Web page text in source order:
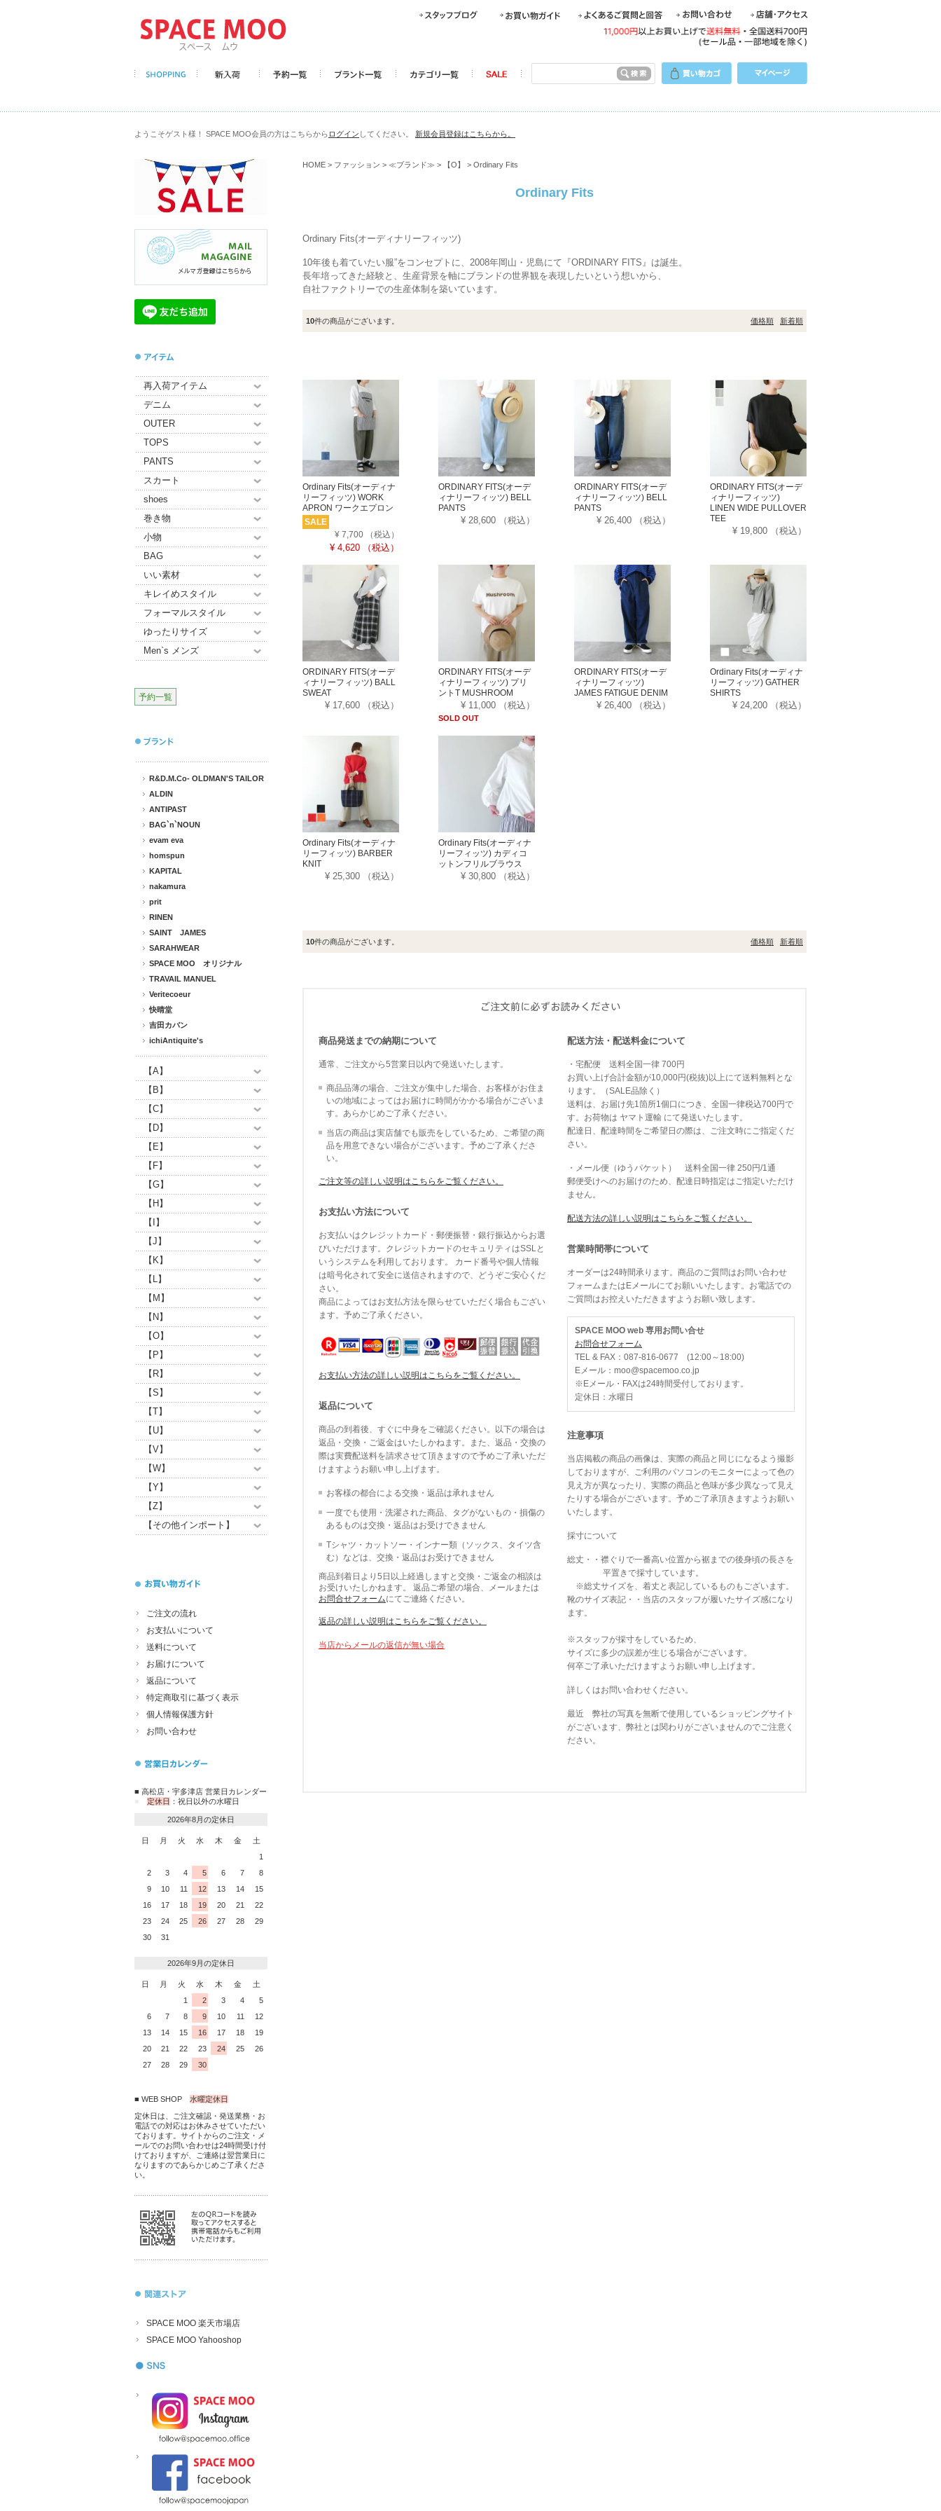
ようこそゲスト様！ SPACE MOO会員の方はこちらから ログイン してください。 新規会員登録はこちらから。
再入荷アイテム
デニム
OUTER
TOPS
PANTS
スカート
shoes
巻き物
小物
BAG
いい素材
キレイめスタイル
フォーマルスタイル
ゆったりサイズ
Men`s メンズ
予約一覧
R&D.M.Co- OLDMAN'S TAILOR
ALDIN
ANTIPAST
BAG`n`NOUN
evam eva
homspun
KAPITAL
nakamura
prit
RINEN
SAINT JAMES
SARAHWEAR
SPACE MOO オリジナル
TRAVAIL MANUEL
Veritecoeur
快晴堂
吉田カバン
ichiAntiquite's
【A】
【B】
【C】
【D】
【E】
【F】
【G】
【H】
【I】
【J】
【K】
【L】
【M】
【N】
【O】
【P】
【R】
【S】
【T】
【U】
【V】
【W】
【Y】
【Z】
【その他インポート】
ご注文の流れ
お支払いについて
送料について
お届けについて
返品について
特定商取引に基づく表示
個人情報保護方針
お問い合わせ
■ 高松店・宇多津店 営業日カレンダー
定休日 ：祝日以外の水曜日
2026年8月の定休日
日 月 火 水 木 金
土
1
2
3 4 5 6 7
8
9
10 11 12 13 14
15
16
17 18 19 20 21
22
23
24 25 26 27 28
29
30
31
2026年9月の定休日
日 月 火 水 木 金
土
1
2 3 4
5
6
7 8 9 10 11
12
13
14 15 16 17 18
19
20
21 22 23 24 25
26
27
28 29 30
■ WEB SHOP 水曜定休日
定休日は、ご注文確認・発送業務・お
電話での対応はお休みさせていただい
ております。サイトからのご注文・メ
ールでのお問い合わせは24時間受け付
けておりますが、ご連絡は翌営業日に
なりますのであらかじめご了承くださ
い。
SPACE MOO 楽天市場店
SPACE MOO Yahooshop
HOME > ファッション > ≪ブランド≫ > 【O】 > Ordinary Fits
Ordinary Fits
Ordinary Fits(オーディナリーフィッツ)
10年後も着ていたい服”をコンセプトに、2008年岡山・児島にて『ORDINARY FITS』は誕生。
長年培ってきた経験と、生産背景を軸にブランドの世界観を表現したいという想いから、
自社ファクトリーでの生産体制を築いています。
10件の商品がございます。 価格順 新着順
Ordinary Fits(オーディナ
リーフィッツ) WORK
APRON ワークエプロン
SALE
¥ 7,700 （税込）
¥ 4,620 （税込）
ORDINARY FITS(オーデ
ィナリーフィッツ) BELL
PANTS
¥ 28,600 （税込）
ORDINARY FITS(オーデ
ィナリーフィッツ) BELL
PANTS
¥ 26,400 （税込）
ORDINARY FITS(オーデ
ィナリーフィッツ)
LINEN WIDE PULLOVER
TEE
¥ 19,800 （税込）
ORDINARY FITS(オーデ
ィナリーフィッツ) BALL
SWEAT
¥ 17,600 （税込）
ORDINARY FITS(オーデ
ィナリーフィッツ) プリ
ントT MUSHROOM
¥ 11,000 （税込）
SOLD OUT
ORDINARY FITS(オーデ
ィナリーフィッツ)
JAMES FATIGUE DENIM
¥ 26,400 （税込）
Ordinary Fits(オーディナ
リーフィッツ) GATHER
SHIRTS
¥ 24,200 （税込）
Ordinary Fits(オーディナ
リーフィッツ) BARBER
KNIT
¥ 25,300 （税込）
Ordinary Fits(オーディナ
リーフィッツ) カディコ
ットンフリルブラウス
¥ 30,800 （税込）
10件の商品がございます。 価格順 新着順
商品発送までの納期について
通常、ご注文から5営業日以内で発送いたします。
商品品薄の場合、ご注文が集中した場合、お客様がお住ま
いの地域によってはお届けに時間がかかる場合がございま
す。あらかじめご了承ください。
当店の商品は実店舗でも販売をしているため、ご希望の商
品を用意できない場合がございます。予めご了承くださ
い。
ご注文等の詳しい説明はこちらをご覧ください。
お支払い方法について
お支払いはクレジットカード・郵便振替・銀行振込からお選
びいただけます。クレジットカードのセキュリティはSSLと
いうシステムを利用しております。 カード番号や個人情報
は暗号化されて安全に送信されますので、どうぞご安心くだ
さい。
商品によってはお支払方法を限らせていただく場合もござい
ます。予めご了承ください。
お支払い方法の詳しい説明はこちらをご覧ください。
返品について
商品の到着後、すぐに中身をご確認ください。以下の場合は
返品・交換・ご返金はいたしかねます。また、返品・交換の
際は実費配送料を請求させて頂きますので予めご了承いただ
けますようお願い申し上げます。
お客様の都合による交換・返品は承れません
一度でも使用・洗濯された商品、タグがないもの・損傷の
あるものは交換・返品はお受けできません
Tシャツ・カットソー・インナー類（ソックス、タイツ含
む）などは、交換・返品はお受けできません
商品到着日より5日以上経過しますと交換・ご返金の相談は
お受けいたしかねます。 返品ご希望の場合、メールまたは
お問合せフォームにてご連絡ください。
返品の詳しい説明はこちらをご覧ください。
当店からメールの返信が無い場合
配送方法・配送料金について
・宅配便 送料全国一律 700円
お買い上げ合計金額が10,000円(税抜)以上にて送料無料とな
ります。（SALE品除く）
送料は、お届け先1箇所1個口につき、全国一律税込700円で
す。お荷物は ヤマト運輸 にて発送いたします。
配達日、配達時間をご希望日の際は、ご注文時にご指定くだ
さい。
・メール便（ゆうパケット） 送料全国一律 250円/1通
郵便受けへのお届けのため、配達日時指定はご指定いただけ
ません。
配送方法の詳しい説明はこちらをご覧ください。
営業時間帯について
オーダーは24時間承ります。商品のご質問はお問い合わせ
フォームまたはEメールにてお願いいたします。お電話での
ご質問はお控えいただきますようお願い致します。
SPACE MOO web 専用お問い合せ
お問合せフォーム
TEL & FAX：087-816-0677 (12:00～18:00)
Eメール：moo@spacemoo.co.jp
※Eメール・FAXは24時間受付しております。
定休日：水曜日
注意事項
当店掲載の商品の画像は、実際の商品と同じになるよう撮影
しておりますが、ご利用のパソコンのモニターによって色の
見え方が異なったり、実際の商品と色味が多少異なって見え
たりする場合がございます。予めご了承頂きますようお願い
いたします。
採寸について
総丈・・襟ぐりで一番高い位置から裾までの後身頃の長さを
平置きで採寸しています。
※総丈サイズを、着丈と表記しているものもございます。
靴のサイズ表記・・当店のスタッフが履いたサイズ感になり
ます。
※スタッフが採寸をしているため、
サイズに多少の誤差が生じる場合がございます。
何卒ご了承いただけますようお願い申し上げます。
詳しくはお問い合わせください。
最近 弊社の写真を無断で使用しているショッピングサイト
がございます、弊社とは関わりがございませんのでご注意く
ださい。